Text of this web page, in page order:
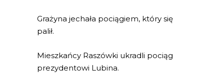
Grażyna jechała pociągiem, który się
palił.
Mieszkańcy Raszówki ukradli pociąg
prezydentowi Lubina.